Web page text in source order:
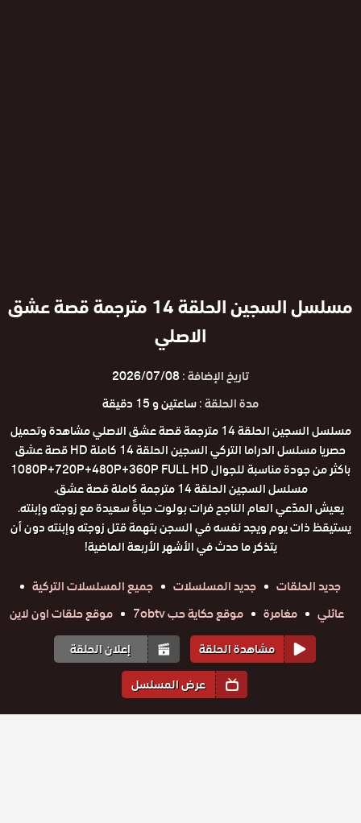
مسلسل السجين الحلقة 14 مترجمة قصة عشق
الاصلي
تاريخ الإضافة :2026/07/08
مدة الحلقة :ساعتين و 15 دقيقة
مسلسل السجين الحلقة 14 مترجمة قصة عشق الاصلي مشاهدة وتحميل
حصريا مسلسل الدراما التركي السجين الحلقة 14 كاملة HD قصة عشق
باكثر من جودة مناسبة للجوال 1080P+720P+480P+360P FULL HD
مسلسل السجين الحلقة 14 مترجمة كاملة قصة عشق.
يعيش المدّعي العام الناجح فرات بولوت حياةً سعيدة مع زوجته وإبنته.
يستيقظ ذات يوم ويجد نفسه في السجن بتهمة قتل زوجته وإبنته دون أن
يتذكر ما حدث في الأشهر الأربعة الماضية!
جديد الحلقات
جديد المسلسلات
جميع المسلسلات التركية
عائلي
مغامرة موقع حكاية حب 7obtv
موقع حلقات اون لاين
مشاهدة الحلقة
إعلان الحلقة
عرض المسلسل